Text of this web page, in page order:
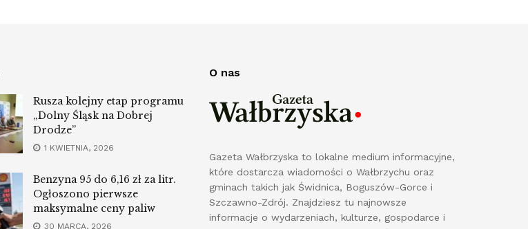
Rusza kolejny etap programu
„Dolny Śląsk na Dobrej
Drodze”
1 KWIETNIA, 2026
Benzyna 95 do 6,16 zł za litr.
Ogłoszono pierwsze
maksymalne ceny paliw
30 MARCA, 2026
O nas
Gazeta Wałbrzyska to lokalne medium informacyjne,
które dostarcza wiadomości o Wałbrzychu oraz
gminach takich jak Świdnica, Boguszów-Gorce i
Szczawno-Zdrój. Znajdziesz tu najnowsze
informacje o wydarzeniach, kulturze, gospodarce i